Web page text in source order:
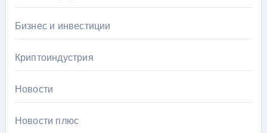
Бизнес и инвестиции
Криптоиндустрия
Новости
Новости плюс